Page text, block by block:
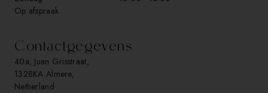
op afspraak
Contactgegevens
40a, Juan Grisstraat,
1328KA Almere,
Netherland